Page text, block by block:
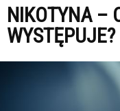
NIKOTYNA –
WYSTĘPUJE?